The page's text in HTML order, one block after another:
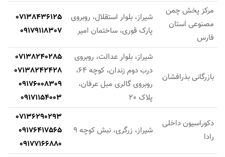
مرکز پخش چمن
مصنوعی استان
فارس
شیراز، بلوار استقلال، روبروی
پارک قوری، ساختمان امیر
07138436125
09179118307
بازرگانی بذرافشان
شیراز، بلوار عدالت، روبروی
درب دوم زندان، کوچه 64،
روبروی گالری مبل عرفان،
پلاک 20
07138240285
07138242428
09176008309
09171154003
دکوراسیون داخلی
رادا
شیراز، زرگری، نبش کوچه 9
07136290293
09176417565
09177166880